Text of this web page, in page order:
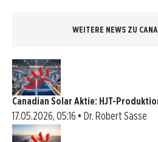
WEITERE NEWS ZU
Canadian Solar Aktie: HJT-
17.05.2026, 05:16 • Dr. Robert Sasse